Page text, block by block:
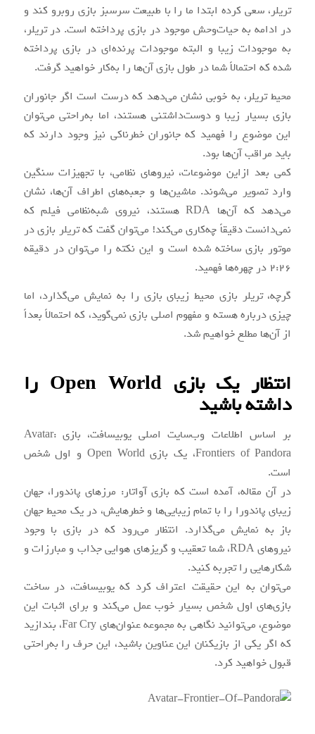
تریلر، سعی کرده ابتدا ما را با طبیعت سرسبز بازی روبرو کند و
در ادامه به حیات‌وحش موجود در بازی پرداخته است. در تریلر،
به موجودات زیبا و البته موجودات پرنده‌ای در بازی پرداخته
شده که احتمالاً شما در طول بازی آن‌ها را به‌کار خواهید گرفت.
محیط تریلر، به خوبی نشان می‌دهد که درست است اگر جانوران
بازی بسیار زیبا و دوست‌داشتنی هستند، اما به‌راحتی می‌توان
این موضوع را فهمید که جانوران خطرناکی نیز وجود دارند که
باید مراقب آن‌ها بود.
کمی بعد ازاین موضوعات، نیروهای نظامی، با تجهیزات سنگین
وارد تصویر می‌شوند. ماشین‌ها و جعبه‌های اطراف آن‌ها، نشان
می‌دهد که آن‌ها RDA هستند، نیروی شبه‌نظامی فیلم که
نمی‌دانست دقیقاً چه‌کاری می‌کند! می‌توان گفت که تریلر بازی در
موتور بازی ساخته‌ شده است و این نکته را می‌توان در دقیقه
۲:۲۶ در چهره‌ها فهمید.
گرچه، تریلر بازی محیط زیبای بازی را به نمایش می‌گذارد، اما
چیزی درباره هسته و مفهوم اصلی بازی نمی‌گوید، که احتمالاً بعداً
از آن‌ها مطلع خواهیم شد.
انتظار یک بازی Open World را
داشته باشید
بر اساس اطلاعات وب‌سایت اصلی یوبیسافت، بازی Avatar:
Frontiers of Pandora، یک بازی Open World و اول شخص
است.
در آن مقاله، آمده است که بازی آواتار: مرزهای پاندورا، جهان
زیبای پاندورا را با تمام زیبایی‌ها و خطرهایش، در یک محیط جهان
باز به نمایش می‌گذارد. انتظار می‌رود که در بازی با وجود
نیروهای RDA، شما تعقیب و گریزهای هوایی جذاب و مبارزات و
شکارهایی را تجربه کنید.
می‌توان به این حقیقت اعتراف کرد که یوبیسافت، در ساخت
بازی‌های اول شخص بسیار خوب عمل می‌کند و برای اثبات این
موضوع، می‌توانید نگاهی به مجموعه عنوان‌های Far Cry، بندازید
که اگر یکی از بازیکنان این عناوین باشید، این حرف را به‌راحتی
قبول خواهید کرد.